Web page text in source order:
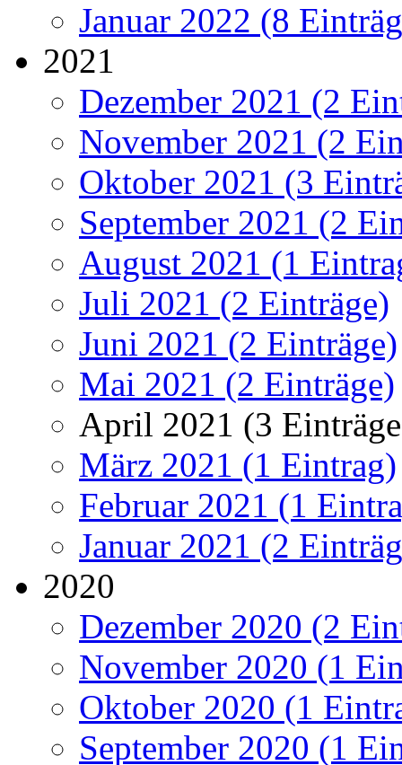
Januar 2022 (8
2021
Dezember 2021 (2
November 2021 (2
Oktober 2021 (3
September 2021 (2
August 2021 (1
Juli 2021 (2 Einträge)
Juni 2021 (2 Einträge)
Mai 2021 (2 Einträge)
April 2021 (3
März 2021 (1 Eintrag)
Februar 2021 (1
Januar 2021 (2
2020
Dezember 2020 (2
November 2020 (1
Oktober 2020 (1
September 2020 (1